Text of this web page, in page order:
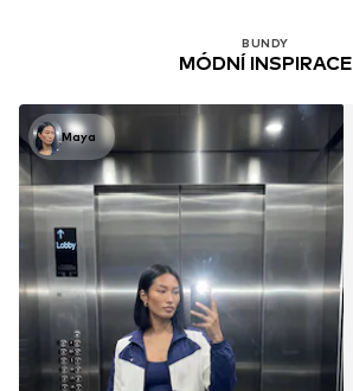
BUNDY
MÓDNÍ INSPIRACE
Maya